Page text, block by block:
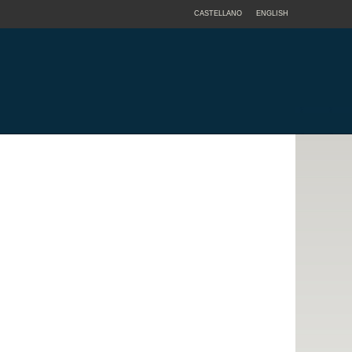
CASTELLANO ENGLISH